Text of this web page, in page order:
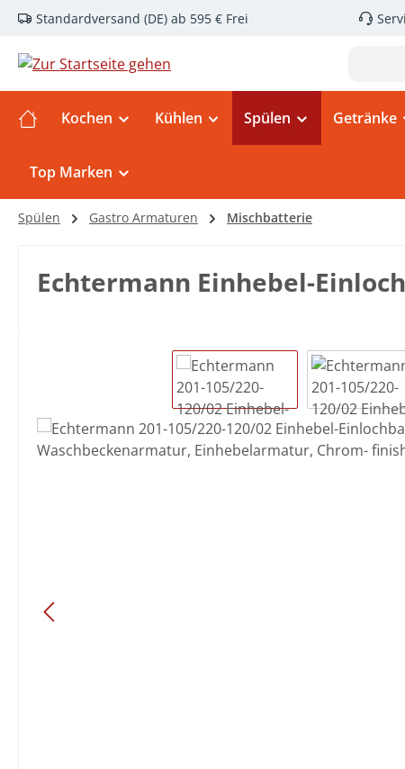
Hauptinhalt springen
Zur Suche springen
Zur Hauptnavigation springen
Standardversand (DE) ab 595 € Frei
Kochen Kühlen Spülen Getränke
Top Marken
Spülen Gastro Armaturen Mischbatterie
Echtermann Einhebel-
Bildergalerie überspringen